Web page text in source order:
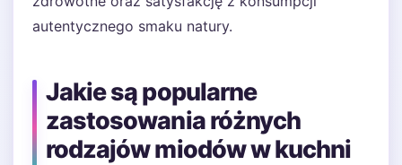
autentycznego smaku natury.
Jakie są popularne
zastosowania różnych
rodzajów miodów w kuchni